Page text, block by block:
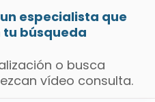
especialista que
tu búsqueda
o busca
vídeo consulta.